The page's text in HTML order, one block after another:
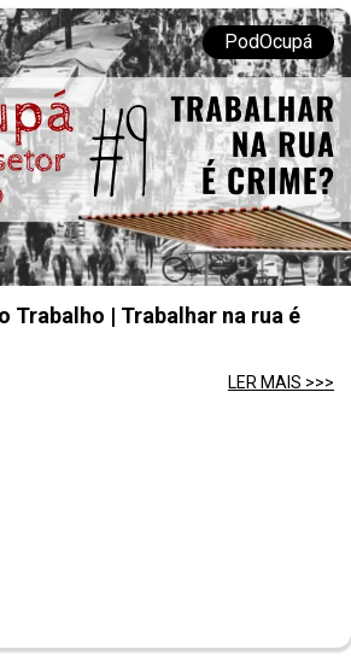
PodOcupá
Trabalho | Trabalhar na rua é
LER MAIS >>>